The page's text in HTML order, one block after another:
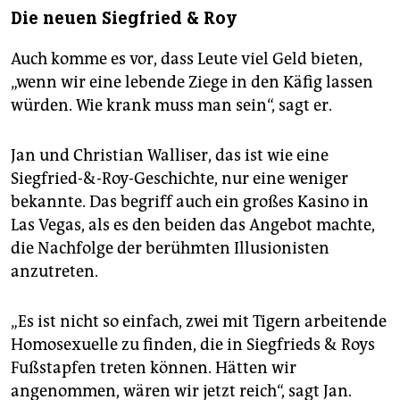
Die neuen Siegfried & Roy
Auch komme es vor, dass Leute viel Geld bieten,
„wenn wir eine lebende Ziege in den Käfig lassen
würden. Wie krank muss man sein“, sagt er.
Jan und Christian Walliser, das ist wie eine
Siegfried-&-Roy-Geschichte, nur eine weniger
bekannte. Das begriff auch ein großes Kasino in
Las Vegas, als es den beiden das Angebot machte,
die Nachfolge der berühmten Illusionisten
anzutreten.
„Es ist nicht so einfach, zwei mit Tigern arbeitende
Homosexuelle zu finden, die in Siegfrieds & Roys
Fußstapfen treten können. Hätten wir
angenommen, wären wir jetzt reich“, sagt Jan.